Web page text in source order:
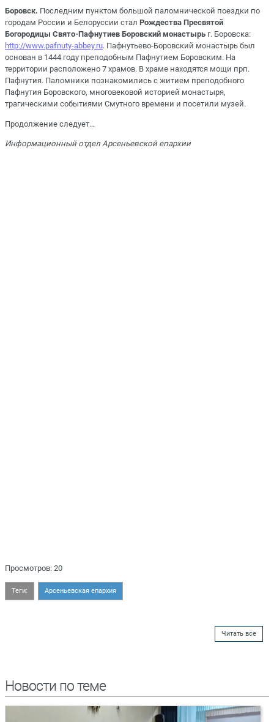
Боровск. Последним пунктом большой паломнической поездки по
городам России и Белоруссии стал Рождества Пресвятой
Богородицы Свято-Пафнутиев Боровский монастырь г. Боровска:
http://www.pafnuty-abbey.ru. Пафнутьево-Боровский монастырь был
основан в 1444 году преподобным Пафнутием Боровским. На
территории расположено 7 храмов. В храме находятся мощи прп.
Пафнутия. Паломники познакомились с житием преподобного
Пафнутия Боровского, многовековой историей монастыря,
трагическими событиями Смутного времени и посетили музей.
Продолжение следует…
Информационный отдел Арсеньевской епархии
Просмотров: 20
Теги: Арсеньевская епархия
Читать все
Новости по теме